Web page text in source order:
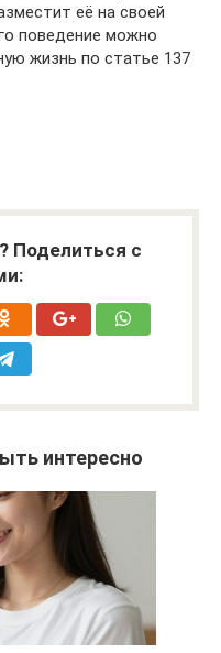
её на своей
поведение можно
жизнь по статье 137
Поделиться с
интересно